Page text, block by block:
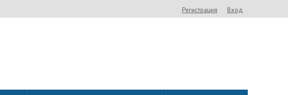
Регистрация Вход